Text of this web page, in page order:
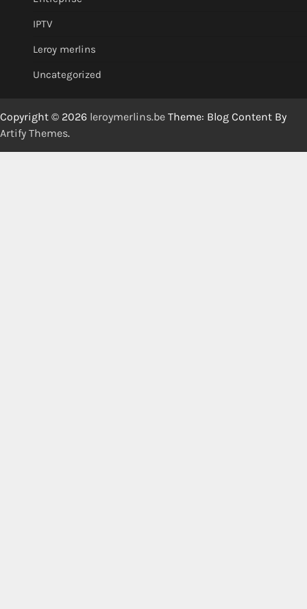
IPTV
Leroy merlins
Uncategorized
Copyright © 2026 leroymerlins.be Theme: Blog Content By
Artify Themes.